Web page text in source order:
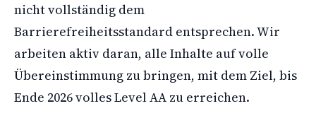
nicht vollständig dem
Barrierefreiheitsstandard entsprechen. Wir
arbeiten aktiv daran, alle Inhalte auf volle
Übereinstimmung zu bringen, mit dem Ziel, bis
Ende 2026 volles Level AA zu erreichen.